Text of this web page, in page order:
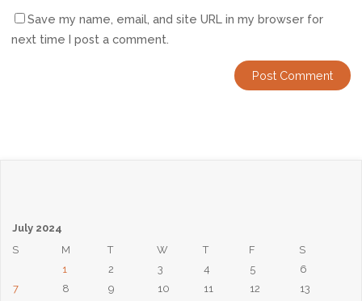
Save my name, email, and site URL in my browser for
next time I post a comment.
July 2024
S
M T W T F
S
1
2 3 4 5
6
7
8 9 10 11 12
13